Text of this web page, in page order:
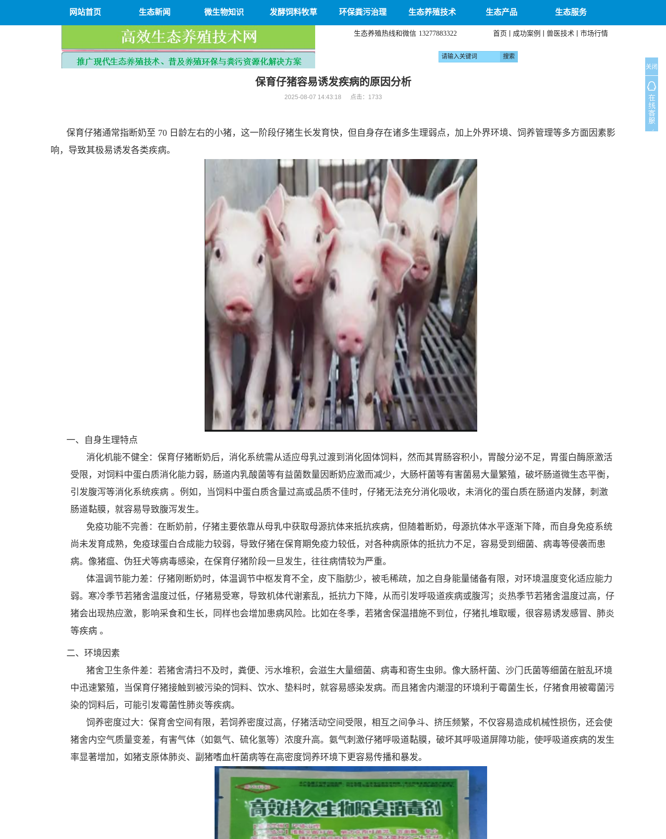
网站首页 生态新闻 微生物知识 发酵饲料牧草 环保粪污治理 生态养殖技术 生态产品 生态服务
首页 | 成功案例 | 兽医技术 | 市场行情
生态养殖热线和微信 13277883322
保育仔猪容易诱发疾病的原因分析
2025-08-07 14:43:18 点击： 1733
保育仔猪通常指断奶至 70 日龄左右的小猪，这一阶段仔猪生长发育快，但自身存在诸多生理弱点，加上外界环境、饲养管理等多方面因素影
响，导致其极易诱发各类疾病。
一、自身生理特点
消化机能不健全：保育仔猪断奶后，消化系统需从适应母乳过渡到消化固体饲料，然而其胃肠容积小，胃酸分泌不足，胃蛋白酶原激活
受限，对饲料中蛋白质消化能力弱，肠道内乳酸菌等有益菌数量因断奶应激而减少，大肠杆菌等有害菌易大量繁殖，破坏肠道微生态平衡，
引发腹泻等消化系统疾病 。例如，当饲料中蛋白质含量过高或品质不佳时，仔猪无法充分消化吸收，未消化的蛋白质在肠道内发酵，刺激
肠道黏膜，就容易导致腹泻发生。
免疫功能不完善：在断奶前，仔猪主要依靠从母乳中获取母源抗体来抵抗疾病，但随着断奶，母源抗体水平逐渐下降，而自身免疫系统
尚未发育成熟，免疫球蛋白合成能力较弱，导致仔猪在保育期免疫力较低，对各种病原体的抵抗力不足，容易受到细菌、病毒等侵袭而患
病。像猪瘟、伪狂犬等病毒感染，在保育仔猪阶段一旦发生，往往病情较为严重。
体温调节能力差：仔猪刚断奶时，体温调节中枢发育不全，皮下脂肪少，被毛稀疏，加之自身能量储备有限，对环境温度变化适应能力
弱。寒冷季节若猪舍温度过低，仔猪易受寒，导致机体代谢紊乱，抵抗力下降，从而引发呼吸道疾病或腹泻；炎热季节若猪舍温度过高，仔
猪会出现热应激，影响采食和生长，同样也会增加患病风险。比如在冬季，若猪舍保温措施不到位，仔猪扎堆取暖，很容易诱发感冒、肺炎
等疾病 。
二、环境因素
猪舍卫生条件差：若猪舍清扫不及时，粪便、污水堆积，会滋生大量细菌、病毒和寄生虫卵。像大肠杆菌、沙门氏菌等细菌在脏乱环境
中迅速繁殖，当保育仔猪接触到被污染的饲料、饮水、垫料时，就容易感染发病。而且猪舍内潮湿的环境利于霉菌生长，仔猪食用被霉菌污
染的饲料后，可能引发霉菌性肺炎等疾病。
饲养密度过大：保育舍空间有限，若饲养密度过高，仔猪活动空间受限，相互之间争斗、挤压频繁，不仅容易造成机械性损伤，还会使
猪舍内空气质量变差，有害气体（如氨气、硫化氢等）浓度升高。氨气刺激仔猪呼吸道黏膜，破坏其呼吸道屏障功能，使呼吸道疾病的发生
率显著增加，如猪支原体肺炎、副猪嗜血杆菌病等在高密度饲养环境下更容易传播和暴发。
关闭